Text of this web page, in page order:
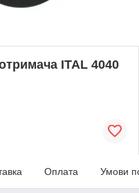
ITAL 4040
Оплата Умови